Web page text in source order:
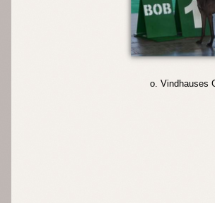
o. Vindhauses